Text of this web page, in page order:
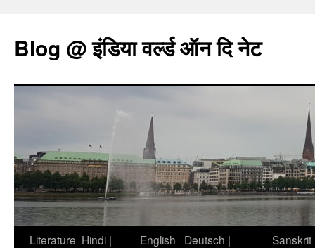
Blog @ इंडिया वर्ल्ड ऑन दि नेट
Skip
Literature Hindi |
English
Deutsch |
Sanskrit